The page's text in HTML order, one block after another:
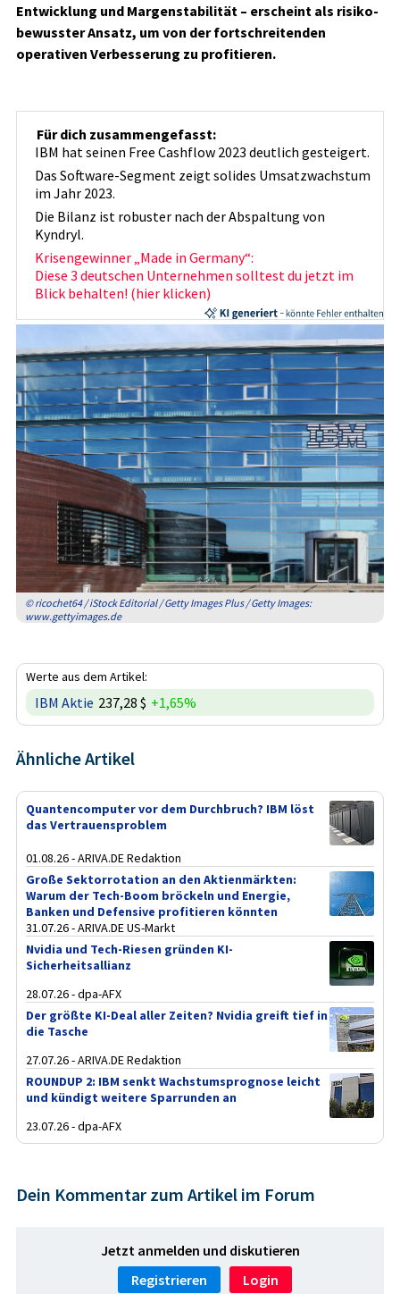
Entwicklung und Margenstabilität – erscheint als risiko­
bewusster Ansatz, um von der fortschreitenden
operativen Verbesserung zu profitieren.
Für dich zusammengefasst:
IBM hat seinen Free Cashflow 2023 deutlich gesteigert.
Das Software-Segment zeigt solides Umsatzwachstum
im Jahr 2023.
Die Bilanz ist robuster nach der Abspaltung von
Kyndryl.
Krisengewinner „Made in Germany“:
Diese 3 deutschen Unternehmen solltest du jetzt im
Blick behalten! (hier klicken)
© ricochet64 / iStock Editorial / Getty Images Plus / Getty Images:
www.gettyimages.de
Werte aus dem Artikel:
IBM Aktie 237,28 $ +1,65%
Ähnliche Artikel
Quantencomputer vor dem Durchbruch? IBM löst
das Vertrauensproblem
01.08.26 - ARIVA.DE Redaktion
Große Sektorrotation an den Aktienmärkten:
Warum der Tech-Boom bröckeln und Energie,
Banken und Defensive profitieren könnten
31.07.26 - ARIVA.DE US-Markt
Nvidia und Tech-Riesen gründen KI-
Sicherheitsallianz
28.07.26 - dpa-AFX
Der größte KI-Deal aller Zeiten? Nvidia greift tief in
die Tasche
27.07.26 - ARIVA.DE Redaktion
ROUNDUP 2: IBM senkt Wachstumsprognose leicht
und kündigt weitere Sparrunden an
23.07.26 - dpa-AFX
Dein Kommentar zum Artikel im Forum
Jetzt anmelden und diskutieren
Registrieren
Login